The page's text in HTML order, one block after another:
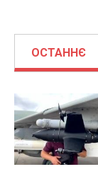
ОСТАННЄ